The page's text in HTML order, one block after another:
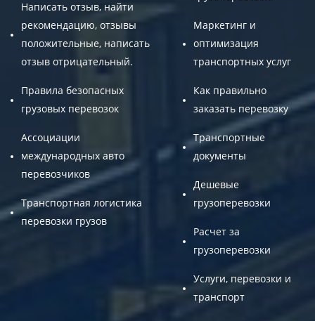
Написать отзыв, найти
рекомендацию, отзывы
положительные, написать
отзыв отрицательный.
Правила безопасных
грузовых перевозок
Ассоциации
международных авто
перевозчиков
Транспортная логистика
перевозки грузов
Маркетинг и
оптимизация
транспортных услуг
Как правильно
заказать перевозку
Транспортные
документы
Дешевые
грузоперевозки
Расчет за
грузоперевозки
Услуги, перевозки и
транспорт